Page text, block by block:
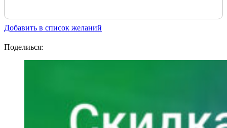
Добавить в список желаний
Поделиься: